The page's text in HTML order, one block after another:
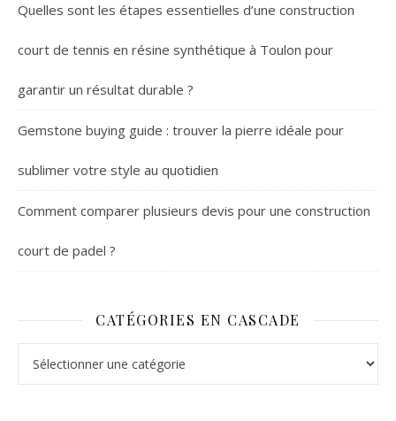
Quelles sont les étapes essentielles d’une construction
court de tennis en résine synthétique à Toulon pour
garantir un résultat durable ?
Gemstone buying guide : trouver la pierre idéale pour
sublimer votre style au quotidien
Comment comparer plusieurs devis pour une construction
court de padel ?
CATÉGORIES EN CASCADE